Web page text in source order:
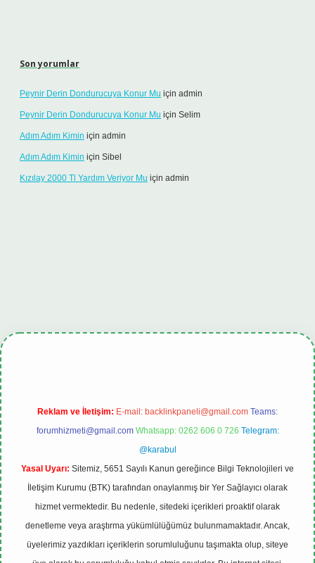
Son yorumlar
Peynir Derin Dondurucuya Konur Mu için admin
Peynir Derin Dondurucuya Konur Mu için Selim
Adım Adım Kimin için admin
Adım Adım Kimin için Sibel
Kızılay 2000 Tl Yardım Veriyor Mu için admin
tulipbet.online
Reklam ve İletişim: E-mail: backlinkpaneli@gmail.com Teams:
forumhizmeti@gmail.com Whatsapp: 0262 606 0 726 Telegram:
@karabul
Yasal Uyarı: Sitemiz, 5651 Sayılı Kanun gereğince Bilgi Teknolojileri ve
İletişim Kurumu (BTK) tarafından onaylanmış bir Yer Sağlayıcı olarak
hizmet vermektedir. Bu nedenle, sitedeki içerikleri proaktif olarak
denetleme veya araştırma yükümlülüğümüz bulunmamaktadır. Ancak,
üyelerimiz yazdıkları içeriklerin sorumluluğunu taşımakta olup, siteye